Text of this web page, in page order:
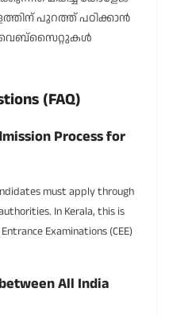
പുറത്ത് പഠിക്കാൻ
വെബ്സൈറ്റുകൾ
(FAQ)
Process for
must apply through
In Kerala, this is
Examinations (CEE)
All India